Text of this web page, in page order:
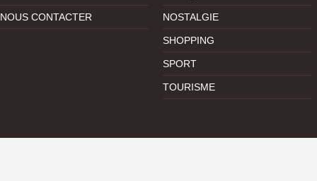
NOUS CONTACTER NOSTALGIE
SHOPPING
SPORT
TOURISME